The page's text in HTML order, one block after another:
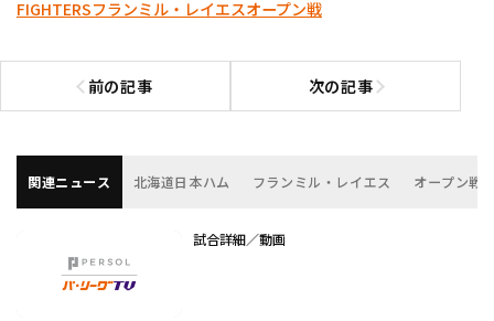
FIGHTERSフランミル・レイエスオープン戦
前の記事
前の記事へ 次の記事次の記事へ
関連ニュース 北海道日本ハム フランミル・レイエス オープン戦
試合詳細／動画